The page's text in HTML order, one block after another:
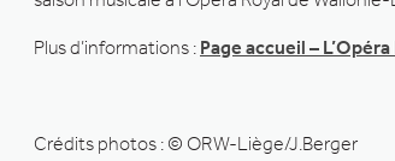
Plus d’informations : Page accueil –
Crédits photos : © ORW-Liège/J.Berger